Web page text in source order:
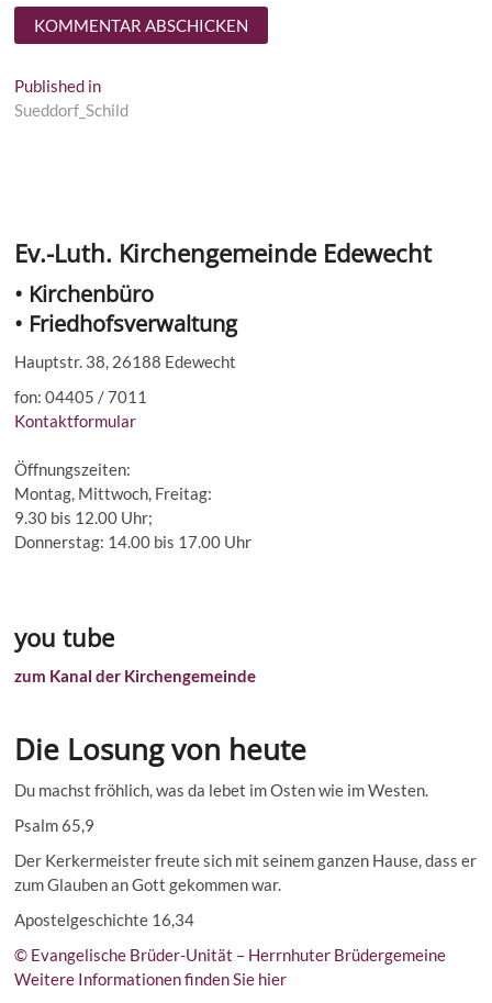
Beitragsnavigation
Published in
Sueddorf_Schild
Ev.-Luth. Kirchengemeinde Edewecht
• Kirchenbüro
• Friedhofsverwaltung
Hauptstr. 38, 26188 Edewecht
fon: 04405 / 7011
Kontaktformular
Öffnungszeiten:
Montag, Mittwoch, Freitag:
9.30 bis 12.00 Uhr;
Donnerstag: 14.00 bis 17.00 Uhr
you tube
zum Kanal der Kirchengemeinde
Die Losung von heute
Du machst fröhlich, was da lebet im Osten wie im Westen.
Psalm 65,9
Der Kerkermeister freute sich mit seinem ganzen Hause, dass er
zum Glauben an Gott gekommen war.
Apostelgeschichte 16,34
© Evangelische Brüder-Unität – Herrnhuter Brüdergemeine
Weitere Informationen finden Sie hier